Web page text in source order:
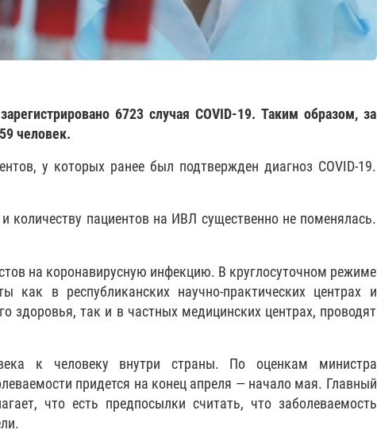
6723 случая COVID-19. Таким образом, за
человек.
у которых ранее был подтвержден диагноз COVID-19.
количеству пациентов на ИВЛ существенно не поменялась.
на коронавирусную инфекцию. В круглосуточном режиме
как в республиканских научно-практических центрах и
здоровья, так и в частных медицинских центрах, проводят
к человеку внутри страны. По оценкам министра
придется на конец апреля — начало мая. Главный
что есть предпосылки считать, что заболеваемость